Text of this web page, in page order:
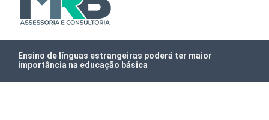
Ensino de línguas estrangeiras poderá ter maior
importância na educação básica